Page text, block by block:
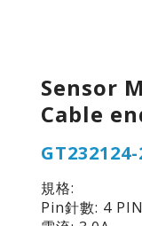
Sensor
Cable
規格:
Pin針數: 4 PIN